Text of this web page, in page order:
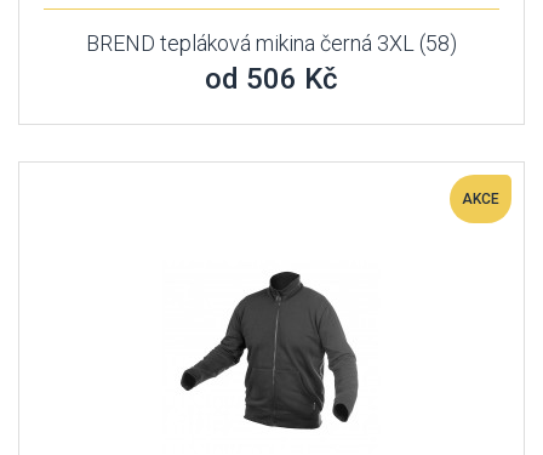
BREND tepláková mikina černá 3XL (58)
od 506 Kč
AKCE